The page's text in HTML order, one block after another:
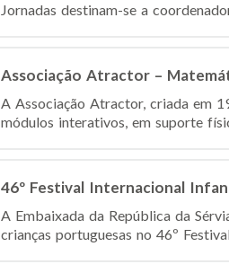
Jornadas destinam-se a
Associação Atractor –
A Associação Atractor, criada em
módulos interativos, em suporte
46º Festival Internacional
A Embaixada da República da
crianças portuguesas no 46º